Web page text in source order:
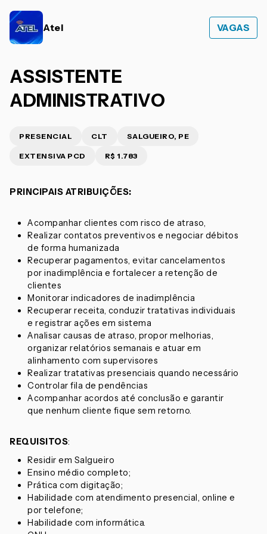
Atel VAGAS
ASSISTENTE
ADMINISTRATIVO
PRESENCIAL CLT SALGUEIRO, PE
EXTENSIVA PCD R$ 1.783
PRINCIPAIS ATRIBUIÇÕES:
Acompanhar clientes com risco de atraso,
Realizar contatos preventivos e negociar débitos
de forma humanizada
Recuperar pagamentos, evitar cancelamentos
por inadimplência e fortalecer a retenção de
clientes
Monitorar indicadores de inadimplência
Recuperar receita, conduzir tratativas individuais
e registrar ações em sistema
Analisar causas de atraso, propor melhorias,
organizar relatórios semanais e atuar em
alinhamento com supervisores
Realizar tratativas presenciais quando necessário
Controlar fila de pendências
Acompanhar acordos até conclusão e garantir
que nenhum cliente fique sem retorno.
REQUISITOS:
Residir em Salgueiro
Ensino médio completo;
Prática com digitação;
Habilidade com atendimento presencial, online e
por telefone;
Habilidade com informática.